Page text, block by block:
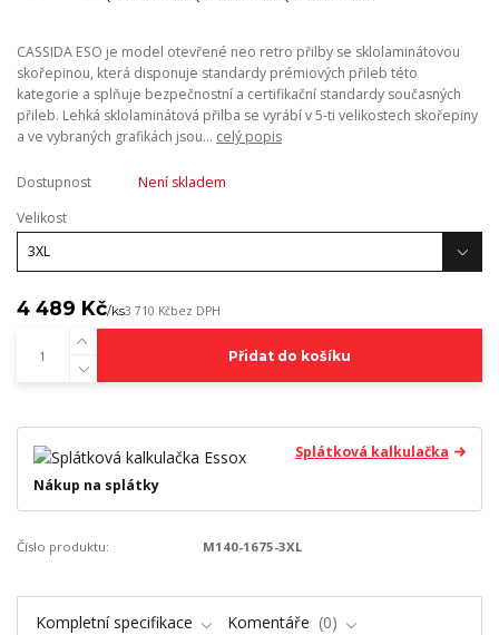
CASSIDA ESO je model otevřené neo retro přilby se sklolaminátovou
skořepinou, která disponuje standardy prémiových přileb této
kategorie a splňuje bezpečnostní a certifikační standardy současných
přileb. Lehká sklolaminátová přilba se vyrábí v 5-ti velikostech skořepiny
a ve vybraných grafikách jsou... celý popis
Dostupnost
Není skladem
Velikost
4 489 Kč/ks3 710 Kčbez DPH
Přidat do košíku
Splátková kalkulačka
Nákup na splátky
Číslo produktu: M140-1675-3XL
Kompletní specifikace Komentáře
0